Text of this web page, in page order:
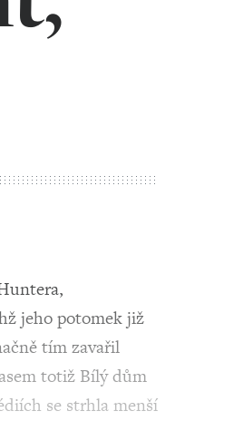
jeho potomek již
tím zavařil
totiž Bílý dům
se strhla menší